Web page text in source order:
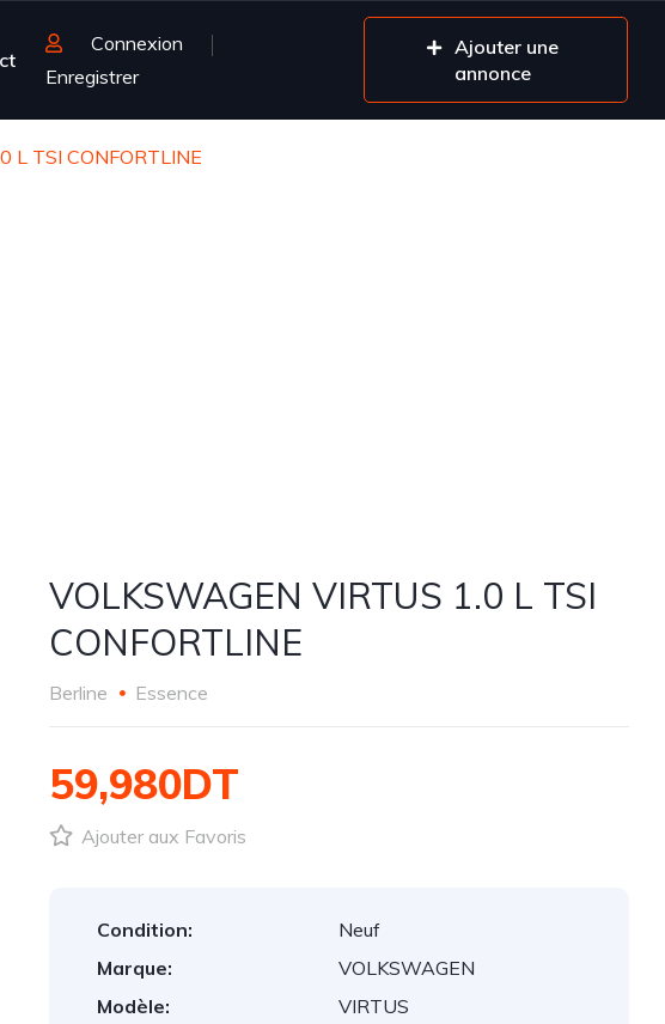
Connexion
Enregistrer
Ajouter une
annonce
L TSI CONFORTLINE
VOLKSWAGEN VIRTUS 1.0 L TSI
CONFORTLINE
Berline Essence
59,980DT
Ajouter aux Favoris
Condition:
Neuf
Marque:
VOLKSWAGEN
Modèle:
VIRTUS